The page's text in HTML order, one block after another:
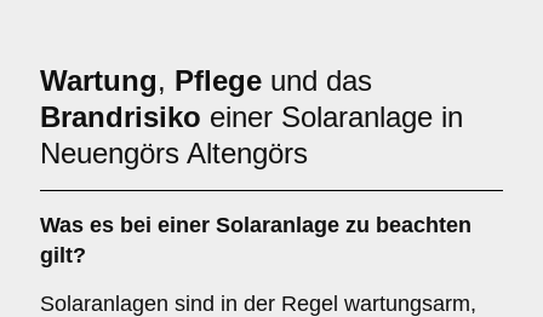
Wartung, Pflege und das
Brandrisiko einer Solaranlage in
Neuengörs Altengörs
Was es bei einer Solaranlage zu beachten
gilt?
Solaranlagen sind in der Regel wartungsarm,